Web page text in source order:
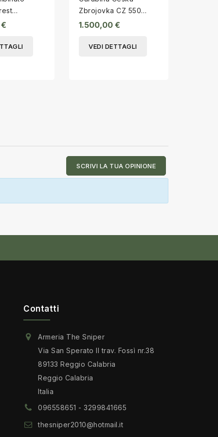
jsr
Zbrojovka CZ 550
Safari Classic cal.375
1.500,00 €
VEDI DETTAGLI
SCRIVI LA TUA OPINIONE
Contatti
Armeria The Sniper
Via San Sperato II trav. Fossì nr.38
89133 Reggio Calabria
Reggio Calabria
Italia
096558651 - 3299841665
thesniper2010@hotmail.it